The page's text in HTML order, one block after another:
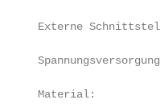
Externe
Material: